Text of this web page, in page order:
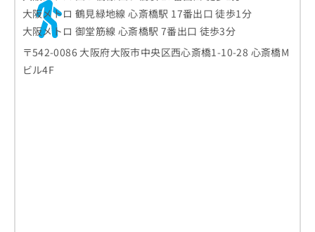
大阪メトロ 鶴見緑地線 心斎橋駅 17番出口 徒歩1分
大阪メトロ 御堂筋線 心斎橋駅 7番出口 徒歩3分
〒542-0086 大阪府大阪市中央区西心斎橋1-10-28 心斎橋M
ビル4F